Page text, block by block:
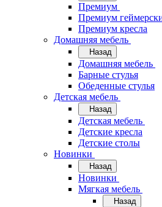
Премиум
Премиум
Премиум кресла
Домашняя мебель
Назад
Домашняя мебель
Барные стулья
Обеденные стулья
Детская мебель
Назад
Детская мебель
Детские кресла
Детские столы
Новинки
Назад
Новинки
Мягкая мебель
Назад